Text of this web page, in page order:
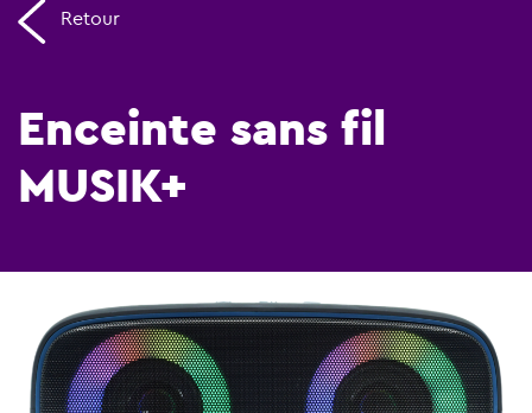
Retour
Enceinte sans fil
MUSIK+